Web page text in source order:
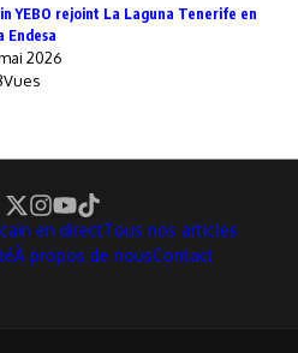
YEBO rejoint La Laguna Tenerife en
Endesa
2026
en directTous nos articles
À propos de nousContact